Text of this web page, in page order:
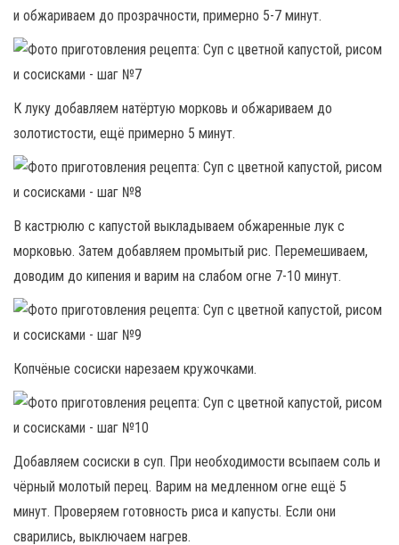
и обжариваем до прозрачности, примерно 5-7 минут.
К луку добавляем натёртую морковь и обжариваем до
золотистости, ещё примерно 5 минут.
В кастрюлю с капустой выкладываем обжаренные лук с
морковью. Затем добавляем промытый рис. Перемешиваем,
доводим до кипения и варим на слабом огне 7-10 минут.
Копчёные сосиски нарезаем кружочками.
Добавляем сосиски в суп. При необходимости всыпаем соль и
чёрный молотый перец. Варим на медленном огне ещё 5
минут. Проверяем готовность риса и капусты. Если они
сварились, выключаем нагрев.